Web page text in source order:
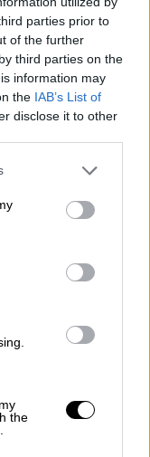
parties prior to
of the further
third parties on the
information may
the IAB’s List of
disclose it to other
the
muchos más
ahora"